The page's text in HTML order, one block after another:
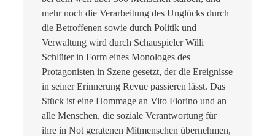
mehr noch die Verarbeitung des Unglücks durch
die Betroffenen sowie durch Politik und
Verwaltung wird durch Schauspieler Willi
Schlüter in Form eines Monologes des
Protagonisten in Szene gesetzt, der die Ereignisse
in seiner Erinnerung Revue passieren lässt. Das
Stück ist eine Hommage an Vito Fiorino und an
alle Menschen, die soziale Verantwortung für
ihre in Not geratenen Mitmenschen übernehmen,